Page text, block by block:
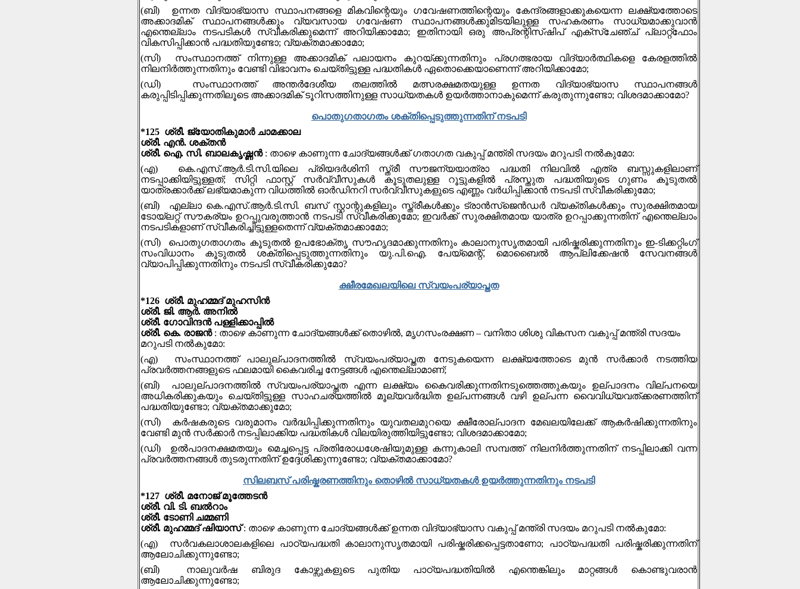
(ബി) ഉന്നത വിദ്യാഭ്യാസ സ്ഥാപനങ്ങളെ മികവിന്റെയും ഗവേഷണത്തിന്റെയും കേന്ദ്രങ്ങളാക്കുകയെന്ന ലക്ഷ്യത്തോടെ
അക്കാദമിക് സ്ഥാപനങ്ങൾക്കും വ്യവസായ ഗവേഷണ സ്ഥാപനങ്ങൾക്കുമിടയിലുള്ള സഹകരണം സാധ്യമാക്കുവാൻ
എന്തെല്ലാം നടപടികൾ സ്വീകരിക്കുമെന്ന് അറിയിക്കാമോ; ഇതിനായി ഒരു അപ്രന്റിസ്‌ഷിപ് എക്സ്ചേഞ്ച് പ്ലാറ്റ്ഫോം
വികസിപ്പിക്കാൻ പദ്ധതിയുണ്ടോ; വ്യക്തമാക്കാമോ;
(സി) സംസ്ഥാനത്ത് നിന്നുള്ള അക്കാദമിക് പലായനം കുറയ്ക്കുന്നതിനും പ്രഗത്ഭരായ വിദ്യാർത്ഥികളെ കേരളത്തിൽ
നിലനിർത്തുന്നതിനും വേണ്ടി വിഭാവനം ചെയ്തിട്ടുള്ള പദ്ധതികൾ ഏതൊക്കെയാണെന്ന് അറിയിക്കാമോ;
(ഡി) സംസ്ഥാനത്ത് അന്തർദേശീയ തലത്തിൽ മത്സരക്ഷമതയുള്ള ഉന്നത വിദ്യാഭ്യാസ സ്ഥാപനങ്ങൾ
കരുപ്പിടിപ്പിക്കുന്നതിലൂടെ അക്കാദമിക് ടൂറിസത്തിനുള്ള സാധ്യതകൾ ഉയർത്താനാകുമെന്ന് കരുതുന്നുണ്ടോ; വിശദമാക്കാമോ?
പൊതുഗതാഗതം ശക്തിപ്പെടുത്തുന്നതിന് നടപടി
*125 ശ്രീ. ജ്യോതികുമാർ ചാമക്കാല
ശ്രീ. എൻ. ശക്തൻ
ശ്രീ. ഐ. സി. ബാലകൃഷ്ണന്‍ : താഴെ കാണുന്ന ചോദ്യങ്ങൾക്ക് ഗതാഗത വകുപ്പ് മന്ത്രി സദയം മറുപടി നല്‍കുമോ:
(എ) കെ.എസ്.ആര്‍.ടി.സി.യിലെ പ്രിയദര്‍ശിനി സ്ത്രീ സൗജന്യയാത്രാ പദ്ധതി നിലവില്‍ എത്ര ബസ്സുകളിലാണ്
നടപ്പാക്കിയിട്ടുള്ളത്; സിറ്റി ഫാസ്റ്റ് സർവ്വീസുകൾ കൂടുതലുള്ള റൂട്ടുകളിൽ പ്രസ്തുത പദ്ധതിയുടെ ഗുണം കൂടുതല്‍
യാത്രക്കാര്‍ക്ക് ലഭ്യമാകുന്ന വിധത്തിൽ ഓർഡിനറി സർവ്വീസുകളുടെ എണ്ണം വര്‍ധിപ്പിക്കാന്‍ നടപടി സ്വീകരിക്കുമോ;
(ബി) എല്ലാ കെ.എസ്.ആര്‍.ടി.സി. ബസ് സ്റ്റാന്റുകളിലും സ്ത്രീകള്‍ക്കും ട്രാന്‍സ്ജെൻഡര്‍ വ്യക്തികള്‍ക്കും സുരക്ഷിതമായ
ടോ‍യ്‍ലറ്റ് സൗകര്യം ഉറപ്പുവരുത്താന്‍ നടപടി സ്വീകരിക്കുമോ; ഇവര്‍ക്ക് സുരക്ഷിതമായ യാത്ര ഉറപ്പാക്കുന്നതിന് എന്തെല്ലാം
നടപടികളാണ് സ്വീകരിച്ചിട്ടുള്ളതെന്ന് വ്യക്തമാക്കാമോ;
(സി) പൊതുഗതാഗതം കൂടുതല്‍ ഉപഭോക്ത‍ൃ സൗഹൃദമാക്കുന്നതിനും കാലാനുസൃതമായി പരിഷ്കരിക്കുന്നതിനും ഇ-ടിക്കറ്റിംഗ്
സംവിധാനം കൂടുതല്‍ ശക്തിപ്പെടുത്തുന്നതിനും യു.പി.ഐ. പേയ്മെന്റ്, മൊബൈല്‍ ആപ്ലിക്കേഷന്‍ സേവനങ്ങള്‍
വ്യാപിപ്പിക്കുന്നതിനും നടപടി സ്വീകരിക്കുമോ?
ക്ഷീരമേഖലയിലെ സ്വയംപര്യാപ്തത
*126 ശ്രീ. മുഹമ്മദ് മുഹസിന്‍
ശ്രീ. ജി. ആര്‍. അനില്‍
ശ്രീ. ഗോവിന്ദൻ പള്ളിക്കാപ്പിൽ
ശ്രീ. കെ. രാജന്‍ : താഴെ കാണുന്ന ചോദ്യങ്ങൾക്ക് തൊഴിൽ, മൃഗസംരക്ഷണ – വനിതാ ശിശു വികസന വകുപ്പ് മന്ത്രി സദയം
മറുപടി നല്‍കുമോ:
(എ) സംസ്ഥാനത്ത് പാലുല്പാദനത്തില്‍ സ്വയംപര്യാപ്തത നേടുകയെന്ന ലക്ഷ്യത്തോടെ മുന്‍ സര്‍ക്കാര്‍ നടത്തിയ
പ്രവര്‍ത്തനങ്ങളുടെ ഫലമായി കൈവരിച്ച നേട്ടങ്ങള്‍ എന്തെല്ലാമാണ്;
(ബി) പാലുല്പാദനത്തില്‍ സ്വയംപര്യാപ്തത എന്ന ലക്ഷ്യം കൈവരിക്കുന്നതിനടുത്തെത്തുകയും ഉല്പാദനം വില്പനയെ
അധികരിക്കുകയും ചെയ്തിട്ടുള്ള സാഹചര്യത്തില്‍ മൂല്യവർദ്ധിത ഉല്പന്നങ്ങൾ വഴി ഉല്പന്ന വൈവിധ്യവത്ക്കരണത്തിന്
പദ്ധതിയുണ്ടോ; വ്യക്തമാക്കുമോ;
(സി) കർഷകരുടെ വരുമാനം വർദ്ധിപ്പിക്കുന്നതിനും യുവതലമുറയെ ക്ഷീരോല്പാദന മേഖലയിലേക്ക് ആകർഷിക്കുന്നതിനും
വേണ്ടി മുന്‍ സർക്കാർ നടപ്പിലാക്കിയ പദ്ധതികള്‍ വിലയിരുത്തിയിട്ടുണ്ടോ; വിശദമാക്കാമോ;
(ഡി) ഉൽപാദനക്ഷമതയും മെച്ചപ്പെട്ട പ്രതിരോധശേഷിയുമുള്ള കന്നുകാലി സമ്പത്ത് നിലനിർത്തുന്നതിന് നടപ്പിലാക്കി വന്ന
പ്രവർത്തനങ്ങൾ തുടരുന്നതിന് ഉദ്ദേശിക്കുന്നുണ്ടോ; വ്യക്തമാക്കാമോ?
സിലബസ് പരിഷ്കരണത്തിനും തൊഴില്‍ സാധ്യതകള്‍ ഉയര്‍ത്തുന്നതിനും നടപടി
*127 ശ്രീ. മനോജ് മൂത്തേടൻ
ശ്രീ. വി. ടി. ബൽറാം
ശ്രീ. ടോണി ചമ്മണി
ശ്രീ. മുഹമ്മദ് ഷിയാസ് : താഴെ കാണുന്ന ചോദ്യങ്ങൾക്ക് ഉന്നത വിദ്യാഭ്യാസ വകുപ്പ് മന്ത്രി സദയം മറുപടി നല്‍കുമോ:
(എ) സര്‍വകലാശാലകളിലെ പാഠ്യപദ്ധതി കാലാനുസൃതമായി പരിഷ്കരിക്കപ്പെട്ടതാണോ; പാഠ്യപദ്ധതി പരിഷ്കരിക്കുന്നതിന്
ആലോചിക്കുന്നുണ്ടോ;
(ബി) നാലുവര്‍ഷ ബിരുദ കോഴ്സുകളുടെ പുതിയ പാഠ്യപദ്ധതിയില്‍ എന്തെങ്കിലും മാറ്റങ്ങള്‍ കൊണ്ടുവരാന്‍
ആലോചിക്കുന്നുണ്ടോ;